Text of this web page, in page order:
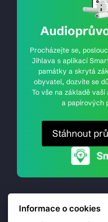
Procházejte se,
Jihlava s aplikací
památky a skrytá
obyvatel, dozvíte se
To vše na základě
a papírových
Stáhnout
Informace o cookies